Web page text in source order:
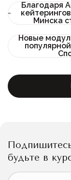
Благодаря
Минска
Новые
будьте в